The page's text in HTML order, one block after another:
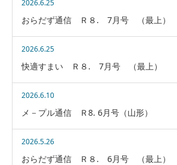
2026.6.25
おらだず通信 Ｒ８. 7月号 （最上）
2026.6.25
快適すまい Ｒ８. 7月号 （最上）
2026.6.10
メ－プル通信 Ｒ8. 6月号（山形）
2026.5.26
おらだず通信 Ｒ８. 6月号 （最上）